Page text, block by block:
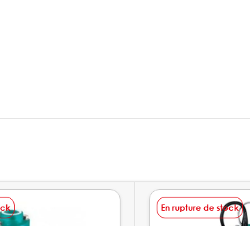
En rupture de stock